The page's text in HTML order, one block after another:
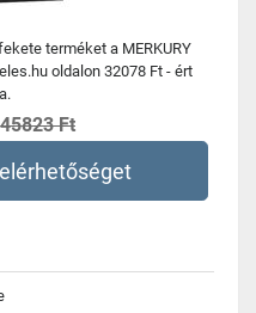
terméket a MERKURY
oldalon 32078 Ft - ért
45823 Ft